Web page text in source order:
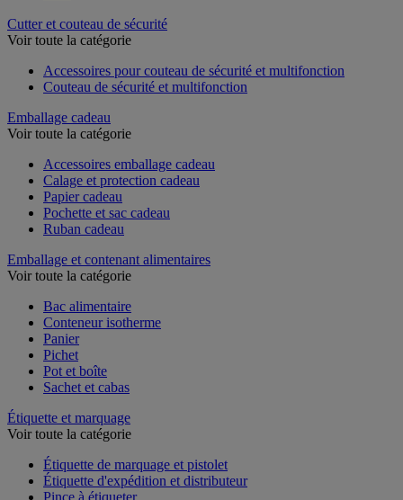
Cutter et couteau de sécurité
Accessoires pour couteau de sécurité et multifonction
Emballage cadeau
Accessoires emballage cadeau
Calage et protection cadeau
Papier cadeau
Pochette et sac cadeau
Emballage et contenant alimentaires
Bac alimentaire
Conteneur isotherme
Panier
Pichet
Pot et boîte
Étiquette et marquage
Étiquette de marquage et pistolet
Étiquette d'expédition et distributeur